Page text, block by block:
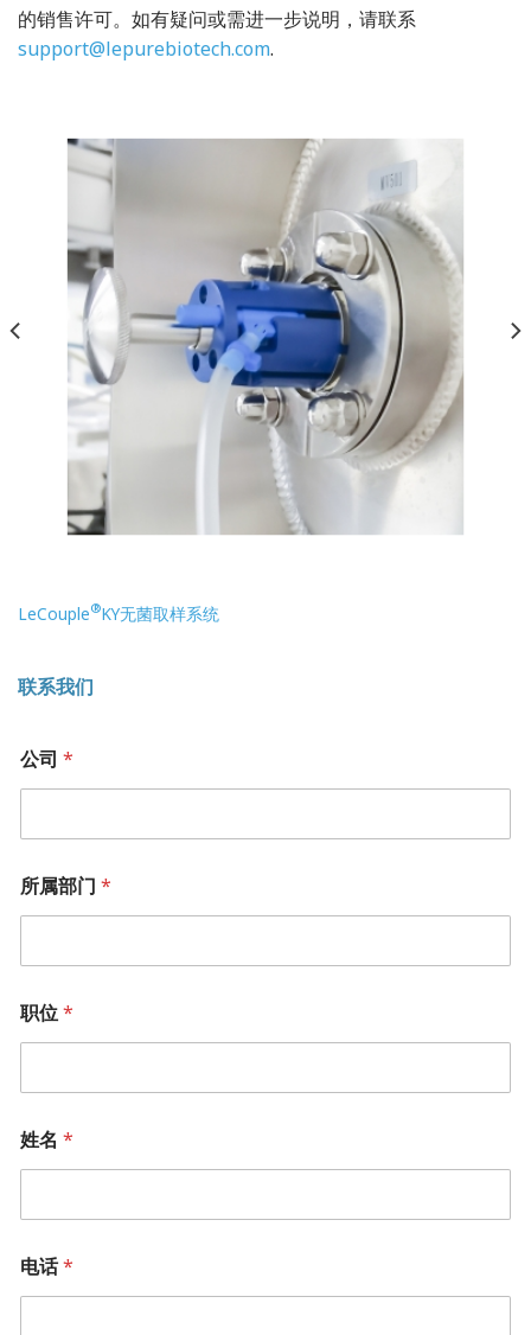
的销售许可。如有疑问或需进一步说明，请联系
support@lepurebiotech.com.
LeCouple®KY无菌取样系统
联系我们
公司 *
所属部门 *
职位*
姓名 *
电话*